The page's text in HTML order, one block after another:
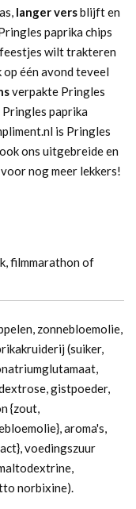
langer versblijft en
paprika chips
wilt trakteren
één avond teveel
verpakte Pringles
paprika
is Pringles
ons uitgebreide en
nog meer lekkers!
filmmarathon of
zonnebloemolie,
(suiker,
gistpoeder,
{zout,
aroma's,
voedingszuur
norbixine).